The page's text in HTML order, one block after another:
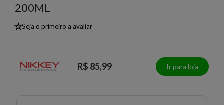
200ML
★Seja o primeiro a avaliar
R$ 85,99 Ir para loja